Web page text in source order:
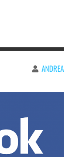
ANDREA